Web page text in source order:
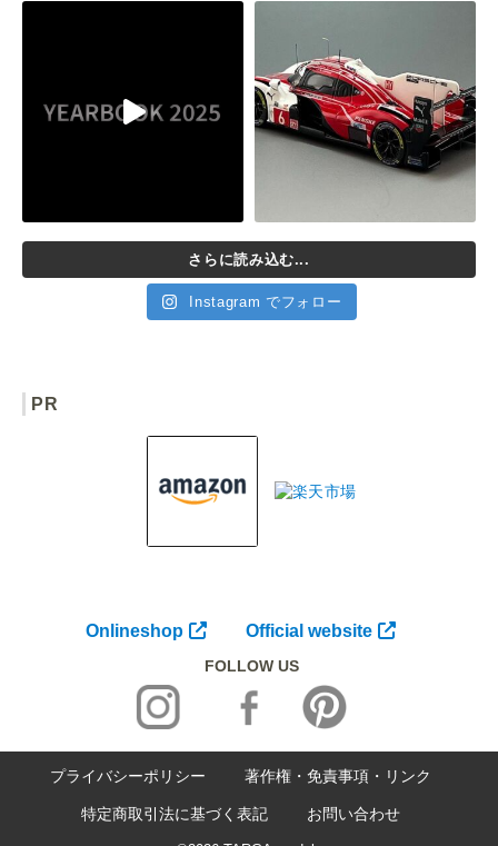
さらに読み込む...
Instagram でフォロー
PR
Onlineshop Official website
FOLLOW US
プライバシーポリシー 著作権・免責事項・リンク
特定商取引法に基づく表記 お問い合わせ